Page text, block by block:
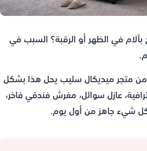
في الظهر أو الرقبة؟ السبب في
من متجر ميديكال سليب يحل هذا بشكل
عازل سوائل، مفرش فندقي فاخر،
شيء جاهز من أول يوم.